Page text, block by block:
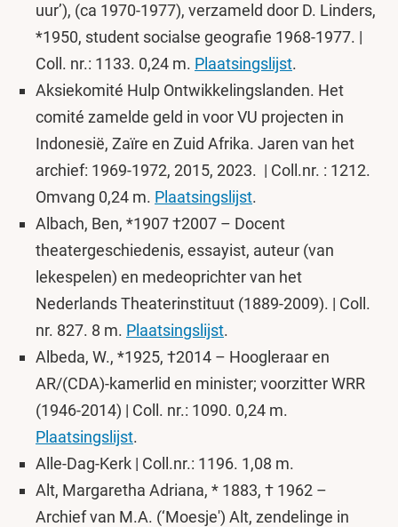
uur’), (ca 1970-1977), verzameld door D. Linders,
*1950, student socialse geografie 1968-1977. |
Coll. nr.: 1133. 0,24 m. Plaatsingslijst.
Aksiekomité Hulp Ontwikkelingslanden. Het
comité zamelde geld in voor VU projecten in
Indonesië, Zaïre en Zuid Afrika. Jaren van het
archief: 1969-1972, 2015, 2023. | Coll.nr. : 1212.
Omvang 0,24 m. Plaatsingslijst.
Albach, Ben, *1907 †2007 – Docent
theatergeschiedenis, essayist, auteur (van
lekespelen) en medeoprichter van het
Nederlands Theaterinstituut (1889-2009). | Coll.
nr. 827. 8 m. Plaatsingslijst.
Albeda, W., *1925, †2014 – Hoogleraar en
AR/(CDA)-kamerlid en minister; voorzitter WRR
(1946-2014) | Coll. nr.: 1090. 0,24 m.
Plaatsingslijst.
Alle-Dag-Kerk | Coll.nr.: 1196. 1,08 m.
Alt, Margaretha Adriana, * 1883, † 1962 –
Archief van M.A. (‘Moesje') Alt, zendelinge in